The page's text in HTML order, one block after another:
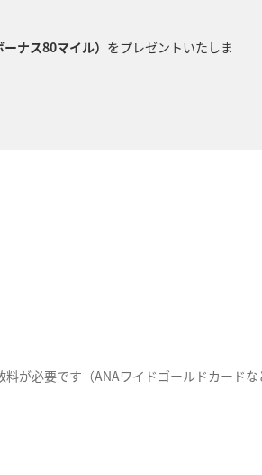
ナス80マイル） をプレゼントいたしま
が必要です（ANAワイドゴールドカードな